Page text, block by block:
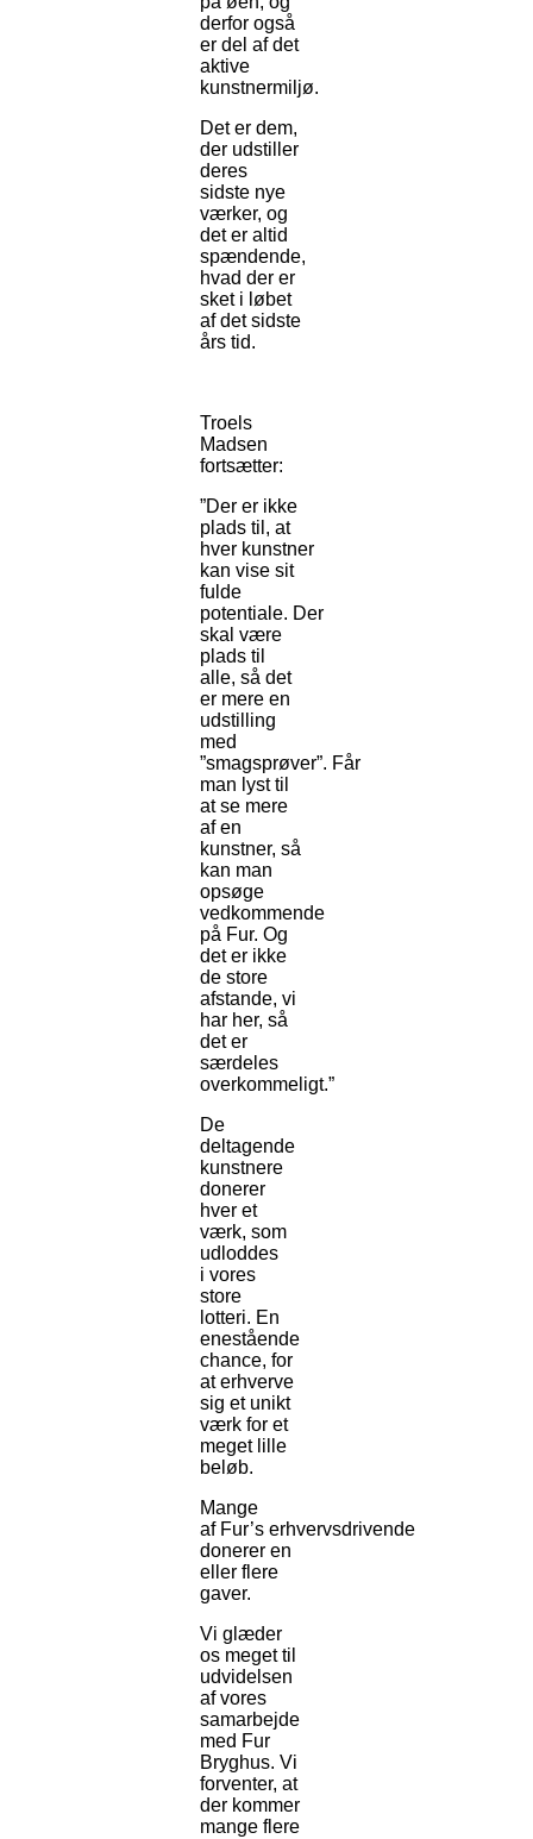
derfor også
er del af det
aktive
kunstnermiljø.
Det er dem,
der udstiller
deres
sidste nye
værker, og
det er altid
spændende,
hvad der er
sket i løbet
af det sidste
års tid.
Troels
Madsen
fortsætter:
”Der er ikke
plads til, at
hver kunstner
kan vise sit
fulde
potentiale. Der
skal være
plads til
alle, så det
er mere en
udstilling
med
”smagsprøver”. Får
man lyst til
at se mere
af en
kunstner, så
kan man
opsøge
vedkommende
på Fur. Og
det er ikke
de store
afstande, vi
har her, så
det er
særdeles
overkommeligt.”
De
deltagende
kunstnere
donerer
hver et
værk, som
udloddes
i vores
store
lotteri. En
enestående
chance, for
at erhverve
sig et unikt
værk for et
meget lille
beløb.
Mange
af Fur’s erhvervsdrivende
donerer en
eller flere
gaver.
Vi glæder
os meget til
udvidelsen
af vores
samarbejde
med Fur
Bryghus. Vi
forventer, at
der kommer
mange flere